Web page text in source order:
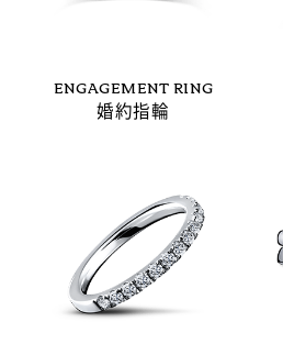
ENGAGEMENT RING
婚約指輪